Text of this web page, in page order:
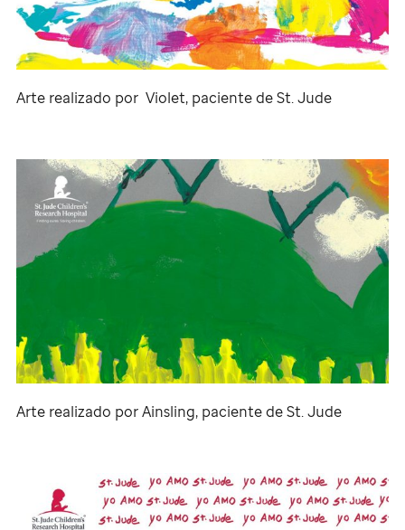
Arte realizado por Violet, paciente deSt. Jude
Arte realizado por Ainsling, paciente deSt. Jude